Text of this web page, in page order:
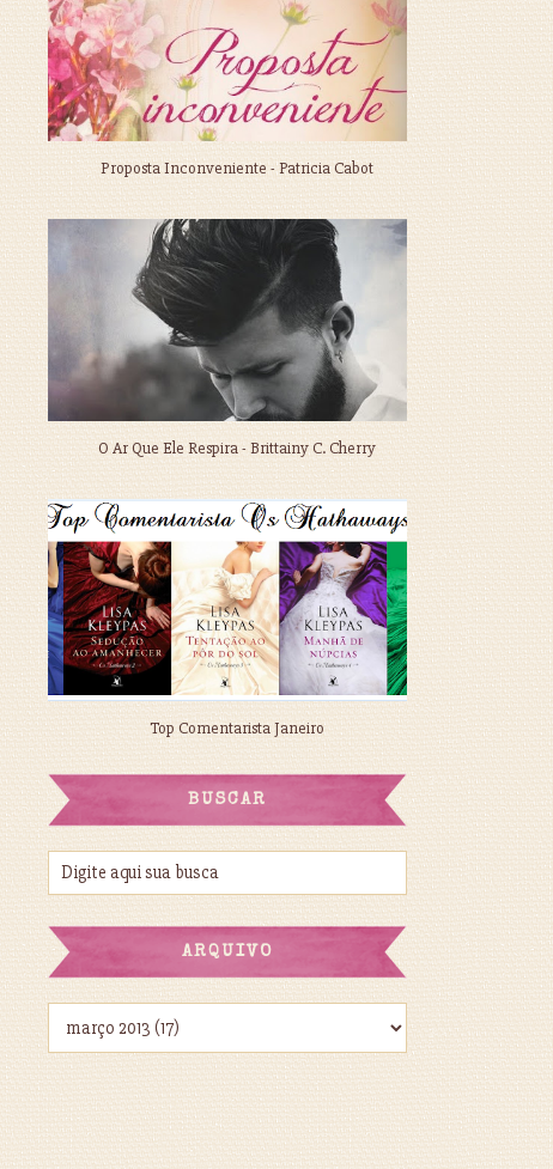
Proposta Inconveniente - Patricia Cabot
O Ar Que Ele Respira - Brittainy C. Cherry
Top Comentarista Janeiro
BUSCAR
ARQUIVO